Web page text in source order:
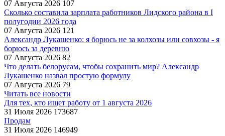
07 Августа 2026 107
Сколько составила зарплата работников Лидского района в I
полугодии 2026 года
07 Августа 2026 121
Александр Лукашенко: я борюсь не за колхозы или совхозы - я
борюсь за деревню
07 Августа 2026 82
Что делать белорусам, чтобы сохранить мир? Александр
Лукашенко назвал простую формулу
07 Августа 2026 79
Читать все новости
Для тех, кто ищет работу от 1 августа 2026
31 Июля 2026 173687
Продам
31 Июля 2026 146949